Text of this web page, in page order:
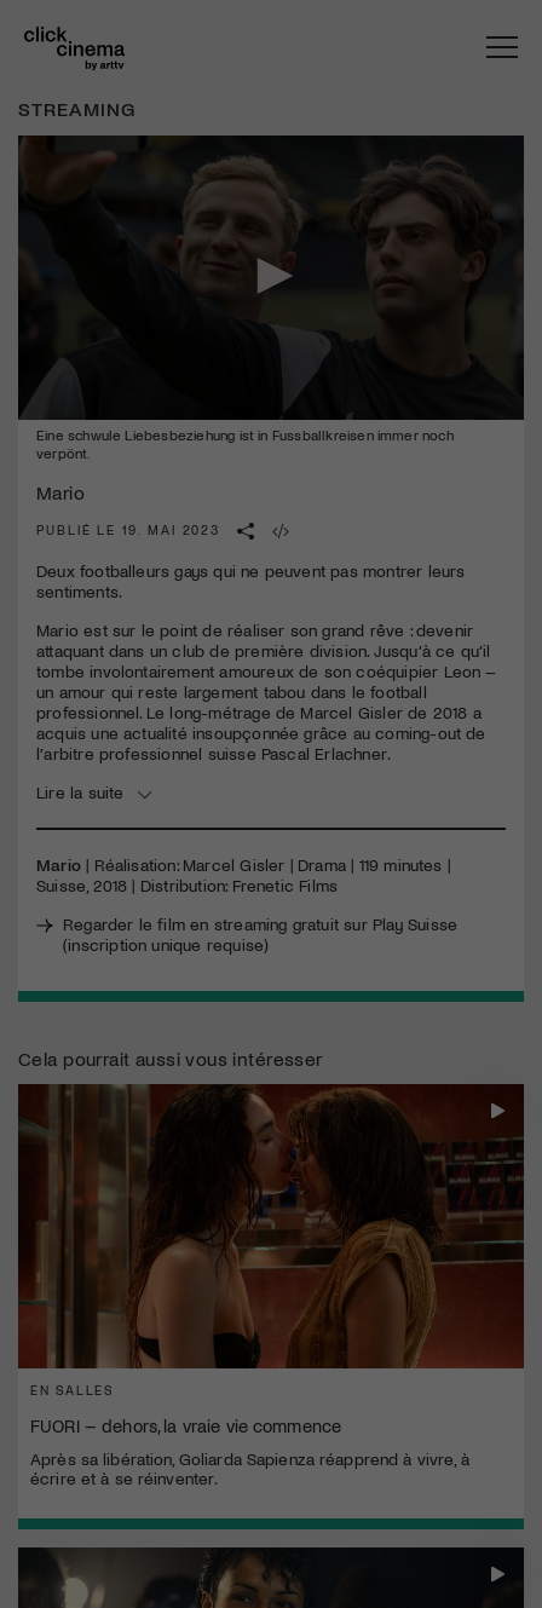
STREAMING
seconds
minutes,
Eine schwule Liebesbeziehung ist in Fussballkreisen immer noch
verpönt.
Mario
PUBLIÉ LE 19. MAI 2023
Deux footballeurs gays qui ne peuvent pas montrer leurs
sentiments.
Mario est sur le point de réaliser son grand rêve : devenir
attaquant dans un club de première division. Jusqu’à ce qu’il
tombe involontairement amoureux de son coéquipier Leon –
un amour qui reste largement tabou dans le football
professionnel. Le long-métrage de Marcel Gisler de 2018 a
acquis une actualité insoupçonnée grâce au coming-out de
l’arbitre professionnel suisse Pascal Erlachner.
Lire la suite
Mario| Réalisation: Marcel Gisler | Drama | 119 minutes |
Suisse, 2018 | Distribution: Frenetic Films
Regarder le film en streaming gratuit sur Play Suisse
(inscription unique requise)
Cela pourrait aussi vous intéresser
EN SALLES
FUORI – dehors, la vraie vie commence
Après sa libération, Goliarda Sapienza réapprend à vivre, à
écrire et à se réinventer.